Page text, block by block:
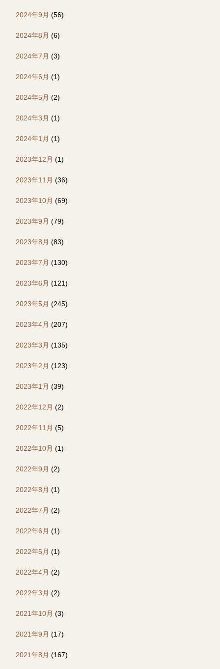
2024年9月 (56)
2024年8月 (6)
2024年7月 (3)
2024年6月 (1)
2024年5月 (2)
2024年3月 (1)
2024年1月 (1)
2023年12月 (1)
2023年11月 (36)
2023年10月 (69)
2023年9月 (79)
2023年8月 (83)
2023年7月 (130)
2023年6月 (121)
2023年5月 (245)
2023年4月 (207)
2023年3月 (135)
2023年2月 (123)
2023年1月 (39)
2022年12月 (2)
2022年11月 (5)
2022年10月 (1)
2022年9月 (2)
2022年8月 (1)
2022年7月 (2)
2022年6月 (1)
2022年5月 (1)
2022年4月 (2)
2022年3月 (2)
2021年10月 (3)
2021年9月 (17)
2021年8月 (167)